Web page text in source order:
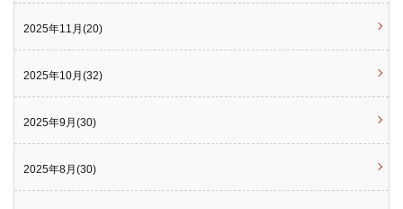
2025年11月(20)
2025年10月(32)
2025年9月(30)
2025年8月(30)